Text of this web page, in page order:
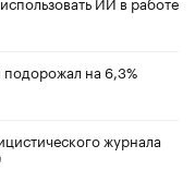
на 6,3%
журнала